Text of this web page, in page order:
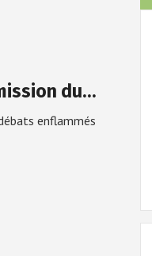
du…
enflammés